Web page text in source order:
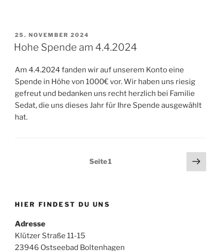
VERÖFFENTLICHT
AM
25. NOVEMBER 2024
Hohe Spende am 4.4.2024
Am 4.4.2024 fanden wir auf unserem Konto eine
Spende in Höhe von 1000€ vor. Wir haben uns riesig
gefreut und bedanken uns recht herzlich bei Familie
Sedat, die uns dieses Jahr für Ihre Spende ausgewählt
hat.
Seitennummerierung
Seite1
HIER FINDEST DU UNS
Adresse
Klützer Straße 11-15
23946 Ostseebad Boltenhagen